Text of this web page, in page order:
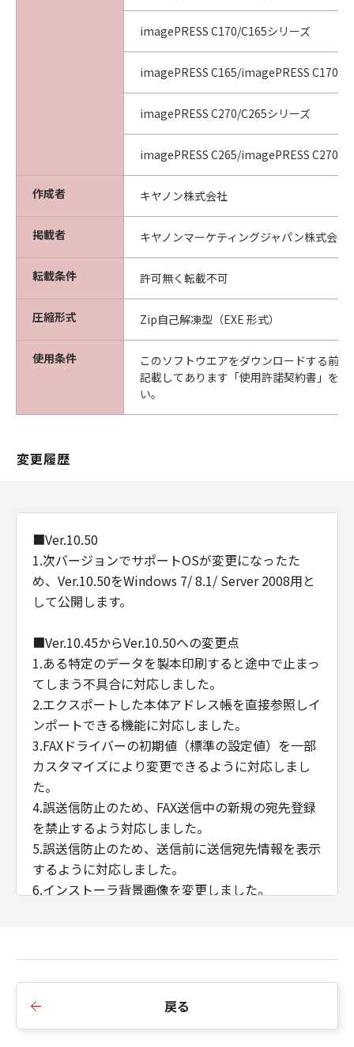
imagePRESS C170/C165シリーズ
imagePRESS C165/imagePRESS C170
imagePRESS C270/C265シリーズ
imagePRESS C265/imagePRESS C270
作成者 キヤノン株式会社
掲載者 キヤノンマーケティングジャパン株式会社
転載条件 許可無く転載不可
圧縮形式 Zip自己解凍型（EXE 形式）
使用条件
このソフトウエアをダウンロードする前
記載してあります「使用許諾契約書」を
い。
変更履歴
■Ver.10.50
1.次バージョンでサポートOSが変更になったた
め、Ver.10.50をWindows 7/ 8.1/ Server 2008用と
して公開します。
■Ver.10.45からVer.10.50への変更点
1.ある特定のデータを製本印刷すると途中で止まっ
てしまう不具合に対応しました。
2.エクスポートした本体アドレス帳を直接参照しイ
ンポートできる機能に対応しました。
3.FAXドライバーの初期値（標準の設定値）を一部
カスタマイズにより変更できるように対応しまし
た。
4.誤送信防止のため、FAX送信中の新規の宛先登録
を禁止するよう対応しました。
5.誤送信防止のため、送信前に送信宛先情報を表示
するように対応しました。
6.インストーラ背景画像を変更しました。
添付機能を使用可能にしました。
2.WSDポートにおける双方向通信に対応しまし
戻る